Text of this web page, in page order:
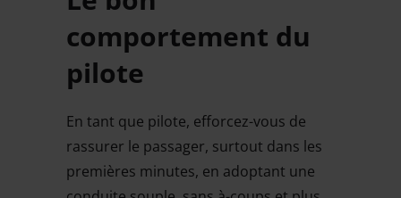
comportement du
pilote
En tant que pilote, efforcez-vous de
rassurer le passager, surtout dans les
premières minutes, en adoptant une